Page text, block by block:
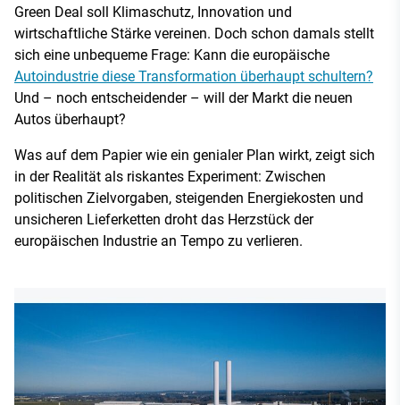
Green Deal soll Klimaschutz, Innovation und
wirtschaftliche Stärke vereinen. Doch schon damals stellt
sich eine unbequeme Frage: Kann die europäische
Autoindustrie diese Transformation überhaupt schultern?
Und – noch entscheidender – will der Markt die neuen
Autos überhaupt?
Was auf dem Papier wie ein genialer Plan wirkt, zeigt sich
in der Realität als riskantes Experiment: Zwischen
politischen Zielvorgaben, steigenden Energiekosten und
unsicheren Lieferketten droht das Herzstück der
europäischen Industrie an Tempo zu verlieren.